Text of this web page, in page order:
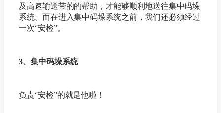
及高速输送带的的帮助，才能够顺利地送往集中码垛
系统。而在进入集中码垛系统之前，我们还必须经过
一次“安检”。
3、集中码垛系统
负责“安检”的就是他啦！